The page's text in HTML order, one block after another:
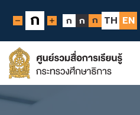
ก ก ก ก TH EN